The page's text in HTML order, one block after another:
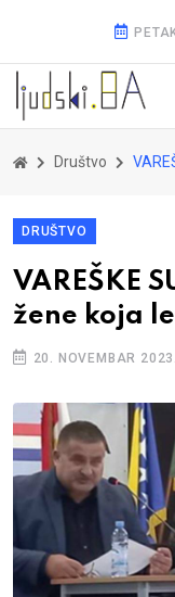
Društvo VAREŠKE
DRUŠTVO
VAREŠKE
žene koja
20. NOVEMBAR 2023.